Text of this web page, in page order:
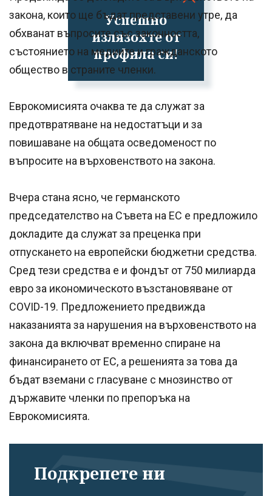
Успешно
излязохте от
профила си!
закона, които ще бъдат представени утре, да
обхванат въпросите със законността,
състоянието на медиите и гражданското
общество в страните членки.
Еврокомисията очаква те да служат за
предотвратяване на недостатъци и за
повишаване на общата осведоменост по
въпросите на върховенството на закона.
Вчера стана ясно, че германското
председателство на Съвета на ЕС е предложило
докладите да служат за преценка при
отпускането на европейски бюджетни средства.
Сред тези средства е и фондът от 750 милиарда
евро за икономическото възстановяване от
COVID-19. Предложението предвижда
наказанията за нарушения на върховенството на
закона да включват временно спиране на
финансирането от ЕС, а решенията за това да
бъдат вземани с гласуване с мнозинство от
държавите членки по препоръка на
Еврокомисията.
Подкрепете ни